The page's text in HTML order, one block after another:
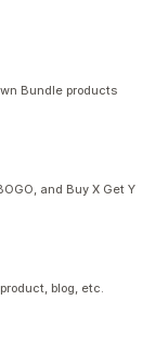
Bundle products
and Buy X Get Y
blog, etc.